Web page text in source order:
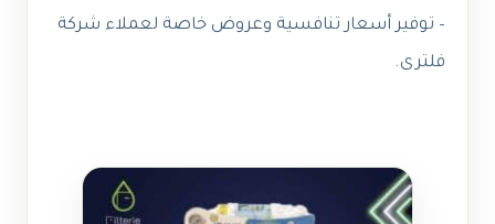
– توفير أسعار تنافسية وعروض خاصة لعملاء شركة
فلترى.